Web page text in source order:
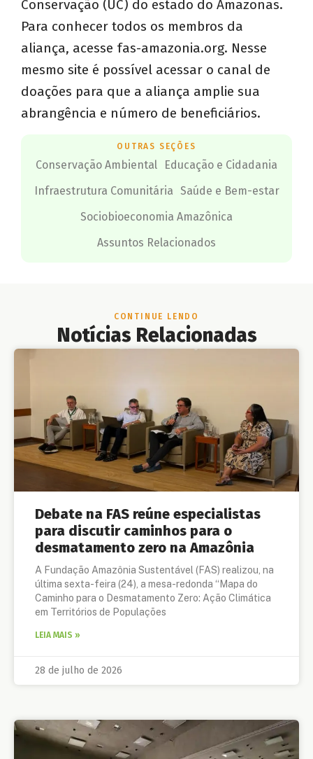
Conservação (UC) do estado do Amazonas.
Para conhecer todos os membros da
aliança, acesse fas-amazonia.org. Nesse
mesmo site é possível acessar o canal de
doações para que a aliança amplie sua
abrangência e número de beneficiários.
OUTRAS SEÇÕES
Conservação Ambiental
Educação e Cidadania
Infraestrutura Comunitária Saúde e Bem-estar
Sociobioeconomia Amazônica
Assuntos Relacionados
CONTINUE LENDO
Notícias Relacionadas
Debate na FAS reúne especialistas
para discutir caminhos para o
desmatamento zero na Amazônia
A Fundação Amazônia Sustentável (FAS) realizou, na
última sexta-feira (24), a mesa-redonda “Mapa do
Caminho para o Desmatamento Zero: Ação Climática
em Territórios de Populações
LEIA MAIS »
28 de julho de 2026